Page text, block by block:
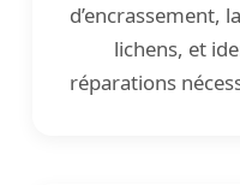
d’encrassement,
lichens, et
réparations